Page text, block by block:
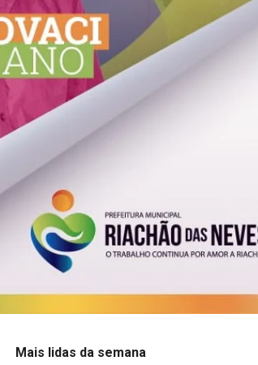
Mais lidas da semana